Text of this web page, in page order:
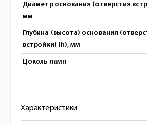
Диаметр основания (отверстия
мм
Глубина (высота) основания
встройки) (h), мм
Цоколь ламп
Характеристики